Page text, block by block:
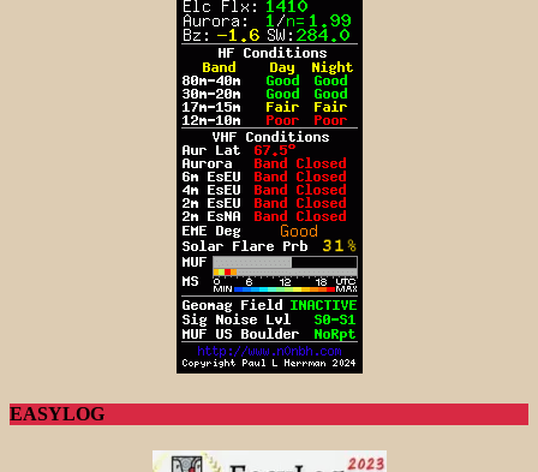
EASYLOG